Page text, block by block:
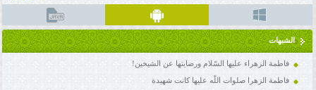
الشبهات
فاطمة الزهراء علیها السّلام ورضایتها عن الشیخین!
فاطمة الزهرا صلوات اللّه علیها کانت شهیدة